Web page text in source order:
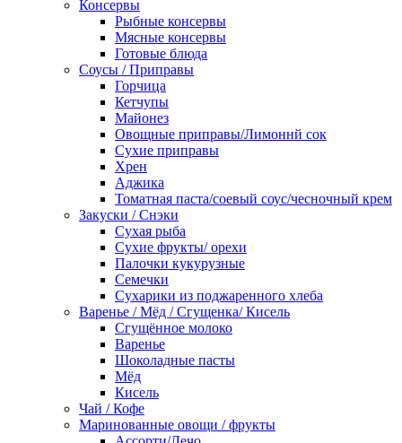
Консервы
Рыбные консервы
Мясные консервы
Готовые блюда
Соусы / Приправы
Горчица
Кетчупы
Майонез
Овощные приправы/Лимоннй сок
Сухие приправы
Хрен
Аджика
Томатная паста/соевый соус/чесночный крем
Закуски / Снэки
Сухая рыба
Сухие фрукты/ орехи
Палочки кукурузные
Семечки
Сухарики из поджаренного хлеба
Варенье / Мёд / Сгущенка/ Кисель
Сгущённое молоко
Варенье
Шоколадные пасты
Мёд
Кисель
Чай / Кофе
Маринованные овощи / фрукты